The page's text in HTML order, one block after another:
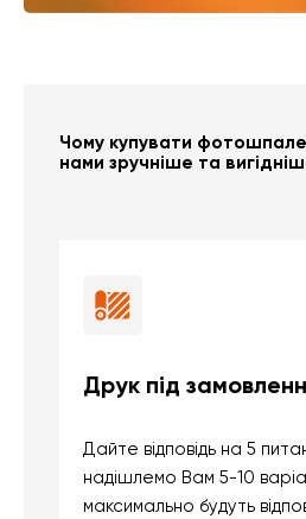
Чому купувати
нами зручніше та
Друк під
Дайте відповідь на 5
надішлемо Вам 5-10
максимально будуть